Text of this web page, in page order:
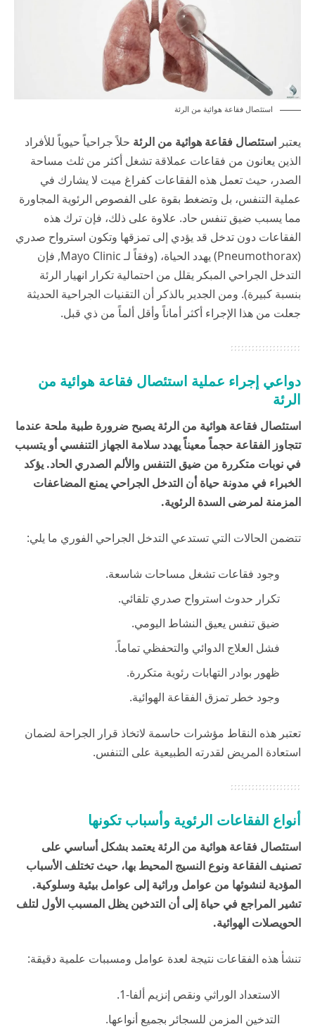
استئصال فقاعة هوائية من الرئة
يعتبر استئصال فقاعة هوائية من الرئة حلاً جراحياً حيوياً للأفراد
الذين يعانون من فقاعات عملاقة تشغل أكثر من ثلث مساحة
الصدر، حيث تعمل هذه الفقاعات كفراغ ميت لا يشارك في
عملية التنفس، بل وتضغط بقوة على الفصوص الرئوية المجاورة
مما يسبب ضيق تنفس حاد. علاوة على ذلك، فإن ترك هذه
الفقاعات دون تدخل قد يؤدي إلى تمزقها وتكون استرواح صدري
(Pneumothorax) يهدد الحياة، (وفقاً لـ
Mayo Clinic, فإن
التدخل الجراحي المبكر يقلل من احتمالية تكرار انهيار الرئة
بنسبة كبيرة). ومن الجدير بالذكر أن التقنيات الجراحية الحديثة
جعلت من هذا الإجراء أكثر أماناً وأقل ألماً من ذي قبل.
دواعي إجراء عملية استئصال فقاعة هوائية من
الرئة
استئصال فقاعة هوائية من الرئة يصبح ضرورة طبية ملحة عندما
تتجاوز الفقاعة حجماً معيناً يهدد سلامة الجهاز التنفسي أو يتسبب
في نوبات متكررة من ضيق التنفس والألم الصدري الحاد. يؤكد
الخبراء في مدونة حياةأن التدخل الجراحي يمنع المضاعفات
المزمنة لمرضى السدة الرئوية.
تتضمن الحالات التي تستدعي التدخل الجراحي الفوري ما يلي:
وجود فقاعات تشغل مساحات شاسعة.
تكرار حدوث استرواح صدري تلقائي.
ضيق تنفس يعيق النشاط اليومي.
فشل العلاج الدوائي والتحفظي تماماً.
ظهور بوادر التهابات رئوية متكررة.
وجود خطر تمزق الفقاعة الهوائية.
تعتبر هذه النقاط مؤشرات حاسمة لاتخاذ قرار الجراحة لضمان
استعادة المريض لقدرته الطبيعية على التنفس.
أنواع الفقاعات الرئوية وأسباب تكونها
استئصال فقاعة هوائية من الرئة يعتمد بشكل أساسي على
تصنيف الفقاعة ونوع النسيج المحيط بها، حيث تختلف الأسباب
المؤدية لنشوئها من عوامل وراثية إلى عوامل بيئية وسلوكية.
تشير المراجع في حياة إلى أن التدخين يظل المسبب الأول لتلف
الحويصلات الهوائية.
تنشأ هذه الفقاعات نتيجة لعدة عوامل ومسببات علمية دقيقة:
الاستعداد الوراثي ونقص إنزيم ألفا-1.
التدخين المزمن للسجائر بجميع أنواعها.